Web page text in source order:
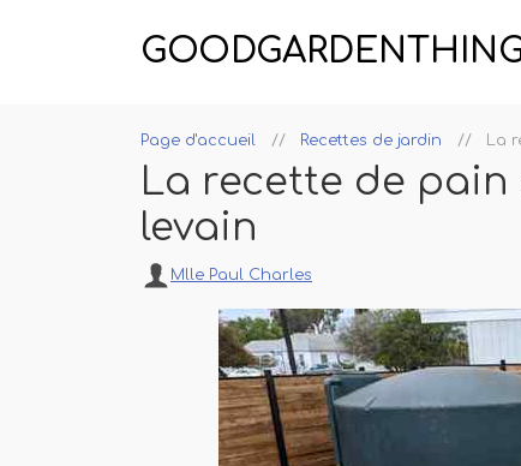
Page d'accueil Recettes de jardin La
La recette de
levain
Mlle Paul Charles